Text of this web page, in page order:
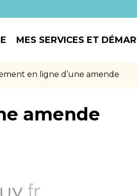
MES SERVICES ET
en ligne d’une amende
amende